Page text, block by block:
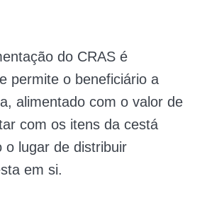
do CRAS é
permite o beneficiário a
alimentado com o valor de
com os itens da cestá
o lugar de distribuir
em si.